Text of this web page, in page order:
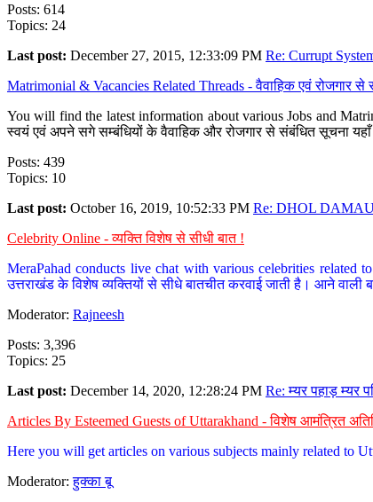
Posts: 614
Topics: 24
Last post: December 27, 2015, 12:33:09 PM Re: Currupt
Matrimonial & Vacancies Related Threads - वैवाहिक एवं रोजगार से
You will find the latest information about various Jobs and
स्वयं एवं अपने सगे सम्बंधियों के वैवाहिक और रोजगार से संबंधित सूचना
Posts: 439
Topics: 10
Last post: October 16, 2019, 10:52:33 PM Re: DHOL
Celebrity Online - व्यक्ति विशेष से सीधी बात !
MeraPahad conducts live chat with various celebrities related
उत्तराखंड के विशेष व्यक्तियों से सीधे बातचीत करवाई जाती है। आने
Moderator: Rajneesh
Posts: 3,396
Topics: 25
Last post: December 14, 2020, 12:28:24 PM Re: म्यर पहाड़ म्यर
Articles By Esteemed Guests of Uttarakhand - विशेष आमंत्रित
Here you will get articles on various subjects mainly related to
Moderator:हुक्का बू